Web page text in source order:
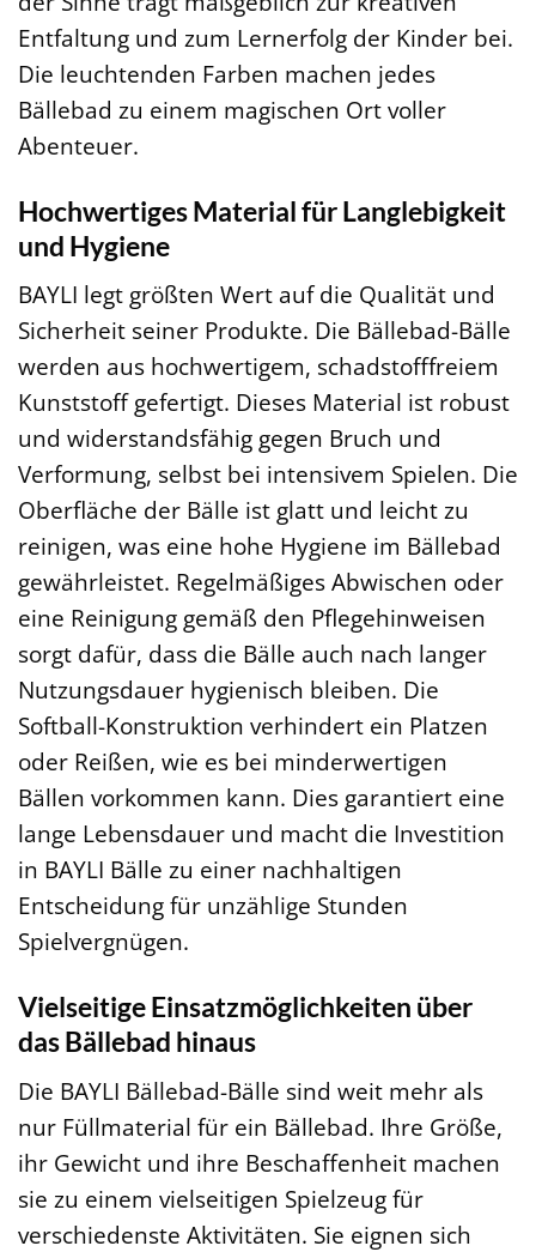
Entfaltung und zum Lernerfolg der Kinder bei.
Die leuchtenden Farben machen jedes
Bällebad zu einem magischen Ort voller
Abenteuer.
Hochwertiges Material für Langlebigkeit
und Hygiene
BAYLI legt größten Wert auf die Qualität und
Sicherheit seiner Produkte. Die Bällebad-Bälle
werden aus hochwertigem, schadstofffreiem
Kunststoff gefertigt. Dieses Material ist robust
und widerstandsfähig gegen Bruch und
Verformung, selbst bei intensivem Spielen. Die
Oberfläche der Bälle ist glatt und leicht zu
reinigen, was eine hohe Hygiene im Bällebad
gewährleistet. Regelmäßiges Abwischen oder
eine Reinigung gemäß den Pflegehinweisen
sorgt dafür, dass die Bälle auch nach langer
Nutzungsdauer hygienisch bleiben. Die
Softball-Konstruktion verhindert ein Platzen
oder Reißen, wie es bei minderwertigen
Bällen vorkommen kann. Dies garantiert eine
lange Lebensdauer und macht die Investition
in BAYLI Bälle zu einer nachhaltigen
Entscheidung für unzählige Stunden
Spielvergnügen.
Vielseitige Einsatzmöglichkeiten über
das Bällebad hinaus
Die BAYLI Bällebad-Bälle sind weit mehr als
nur Füllmaterial für ein Bällebad. Ihre Größe,
ihr Gewicht und ihre Beschaffenheit machen
sie zu einem vielseitigen Spielzeug für
verschiedenste Aktivitäten. Sie eignen sich